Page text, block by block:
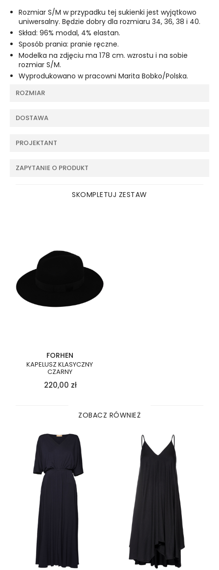
Rozmiar S/M w przypadku tej sukienki jest wyjątkowo
uniwersalny. Będzie dobry dla rozmiaru 34, 36, 38 i 40.
Skład: 96% modal, 4% elastan.
Sposób prania: pranie ręczne.
Modelka na zdjęciu ma 178 cm. wzrostu i na sobie
rozmiar S/M.
Wyprodukowano w pracowni Marita Bobko/Polska.
ROZMIAR
DOSTAWA
PROJEKTANT
ZAPYTANIE O PRODUKT
SKOMPLETUJ ZESTAW
FORHEN
KAPELUSZ KLASYCZNY
CZARNY
220,00 zł
ZOBACZ RÓWNIEŻ